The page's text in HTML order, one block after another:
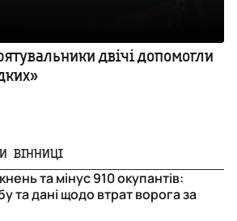
двічі допомогли
ВІННИЦІ
та мінус 910 окупантів:
та дані щодо втрат ворога за